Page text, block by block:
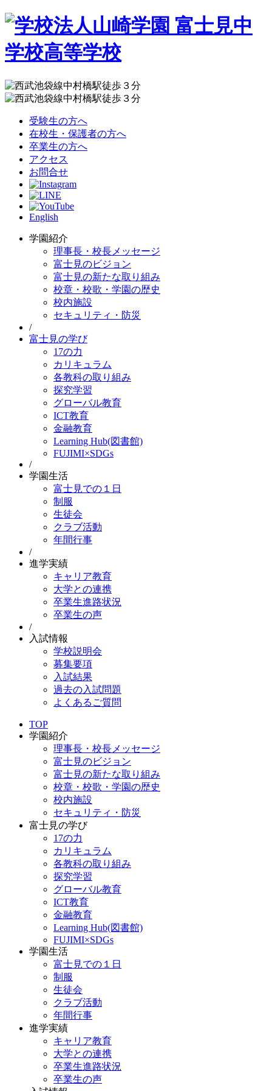
受験生の方へ
在校生・保護者の方へ
卒業生の方へ
アクセス
お問合せ
English
学園紹介
理事長・校長メッセージ
富士見のビジョン
富士見の新たな取り組み
校章・校歌・学園の歴史
校内施設
セキュリティ・防災
/
富士見の学び
17の力
カリキュラム
各教科の取り組み
探究学習
グローバル教育
ICT教育
金融教育
Learning Hub(図書館)
FUJIMI×SDGs
/
学園生活
富士見での１日
制服
生徒会
クラブ活動
年間行事
/
進学実績
キャリア教育
大学との連携
卒業生進路状況
卒業生の声
/
入試情報
学校説明会
募集要項
入試結果
過去の入試問題
よくあるご質問
TOP
学園紹介
理事長・校長メッセージ
富士見のビジョン
富士見の新たな取り組み
校章・校歌・学園の歴史
校内施設
セキュリティ・防災
富士見の学び
17の力
カリキュラム
各教科の取り組み
探究学習
グローバル教育
ICT教育
金融教育
Learning Hub(図書館)
FUJIMI×SDGs
学園生活
富士見での１日
制服
生徒会
クラブ活動
年間行事
進学実績
キャリア教育
大学との連携
卒業生進路状況
卒業生の声